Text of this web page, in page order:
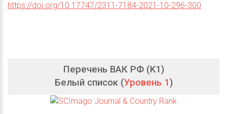
https://doi.org/10.17747/2311-7184-2021-10-296-300
Перечень ВАК РФ (K1)
Белый список (Уровень 1)